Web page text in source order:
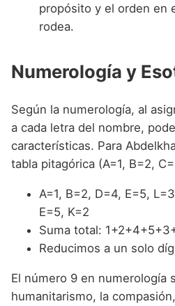
propósito y el orden en
rodea.
Numerología y
Según la numerología, al
a cada letra del nombre,
características. Para
tabla pitagórica (A=1, B=2,
A=1, B=2, D=4, E=5,
E=5, K=2
Suma total:
Reducimos a un solo
El número 9 en numerología
humanitarismo, la